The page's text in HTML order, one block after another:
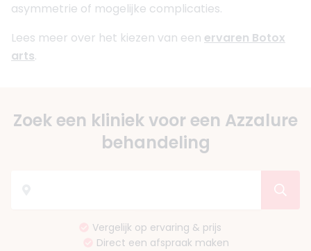
asymmetrie of mogelijke complicaties.
Lees meer over het kiezen van een ervaren Botox
arts.
Zoek een kliniek voor een Azzalure
behandeling
Vergelijk op ervaring & prijs
Direct een afspraak maken